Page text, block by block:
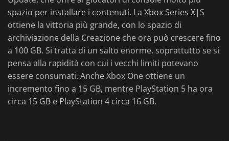
spazio per installare i contenuti. La Xbox Series X|S
ottiene la vittoria più grande, con lo spazio di
archiviazione della Creazione che ora può crescere fino
a 100 GB. Si tratta di un salto enorme, soprattutto se si
pensa alla rapidità con cui i vecchi limiti potevano
essere consumati. Anche Xbox One ottiene un
incremento fino a 15 GB, mentre PlayStation 5 ha ora
circa 15 GB e PlayStation 4 circa 16 GB.